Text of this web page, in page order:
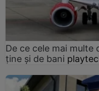
De ce cele mai multe
ține și de bani